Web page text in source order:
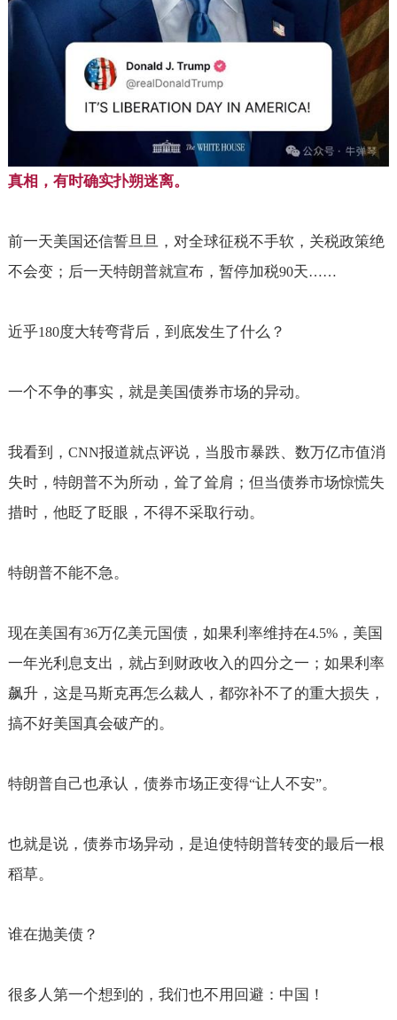
真相，有时确实扑朔迷离。
前一天美国还信誓旦旦，对全球征税不手软，关税政策绝
不会变；后一天特朗普就宣布，暂停加税90天……
近乎180度大转弯背后，到底发生了什么？
一个不争的事实，就是美国债券市场的异动。
我看到， CNN报道就点评说，当股市暴跌、数万亿市值消
失时，特朗普不为所动，耸了耸肩；但当债券市场惊慌失
措时，他眨了眨眼，不得不采取行动。
特朗普不能不急。
现在美国有36万亿美元国债，如果利率维持在4.5%，美国
一年光利息支出，就占到财政收入的四分之一；如果利率
飙升，这是马斯克再怎么裁人，都弥补不了的重大损失，
搞不好美国真会破产的。
特朗普自己也承认，债券市场正变得“让人不安”。
也就是说，债券市场异动，是迫使特朗普转变的最后一根
稻草。
谁在抛美债？
很多人第一个想到的，我们也不用回避：中国！